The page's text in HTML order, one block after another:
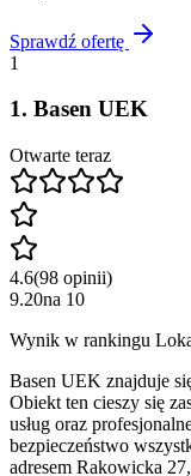
Sprawdź ofertę
1
1. Basen UEK
Otwarte teraz
4.6(98 opinii)
9.20na 10
Wynik w rankingu
Basen UEK znajduje
Obiekt ten cieszy się
usług oraz
bezpieczeństwo
adresem Rakowicka